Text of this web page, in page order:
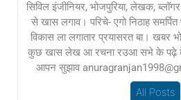
सिविल इंजीनियर, भोजपुरिया, लेखक,
से खास लगाव। परिचे- एगो निठाह
विकास ला लगातार प्रयासरत बा। खबर
कुछ खास लेख आ रचना रउआ सभे के पढ़े
आपन सुझाव
All Posts